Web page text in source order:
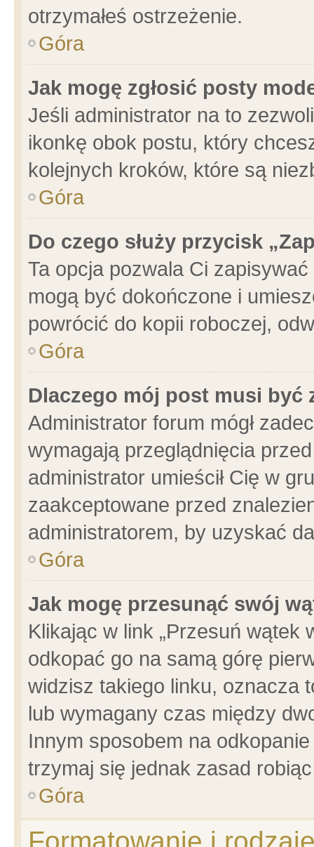
otrzymałeś ostrzeżenie.
Góra
Jak mogę zgłosić posty
Jeśli administrator na to
ikonkę obok postu, który
kolejnych kroków, które są
Góra
Do czego służy przycisk
Ta opcja pozwala Ci
mogą być dokończone i
powrócić do kopii roboczej,
Góra
Dlaczego mój post musi być
Administrator forum mógł
wymagają przeglądnięcia
administrator umieścił Cię w
zaakceptowane przed
administratorem, by uzyskać
Góra
Jak mogę przesunąć swój
Klikając w link „Przesuń wątek
odkopać go na samą górę
widzisz takiego linku, oznacza
lub wymagany czas między
Innym sposobem na
trzymaj się jednak zasad
Góra